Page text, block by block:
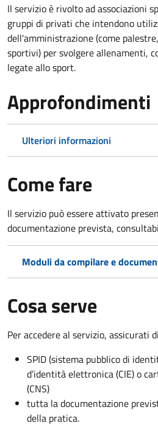
Il servizio è rivolto ad associazioni
gruppi di privati che intendono
dell'amministrazione (come
sportivi) per svolgere allenamenti,
legate allo sport.
Approfondimenti
Ulteriori informazioni
Come fare
Il servizio può essere attivato
documentazione prevista,
Moduli da compilare e
Cosa serve
Per accedere al servizio, assicurati
SPID (sistema pubblico di
d’identità elettronica (CIE) o
(CNS)
tutta la documentazione
della pratica.